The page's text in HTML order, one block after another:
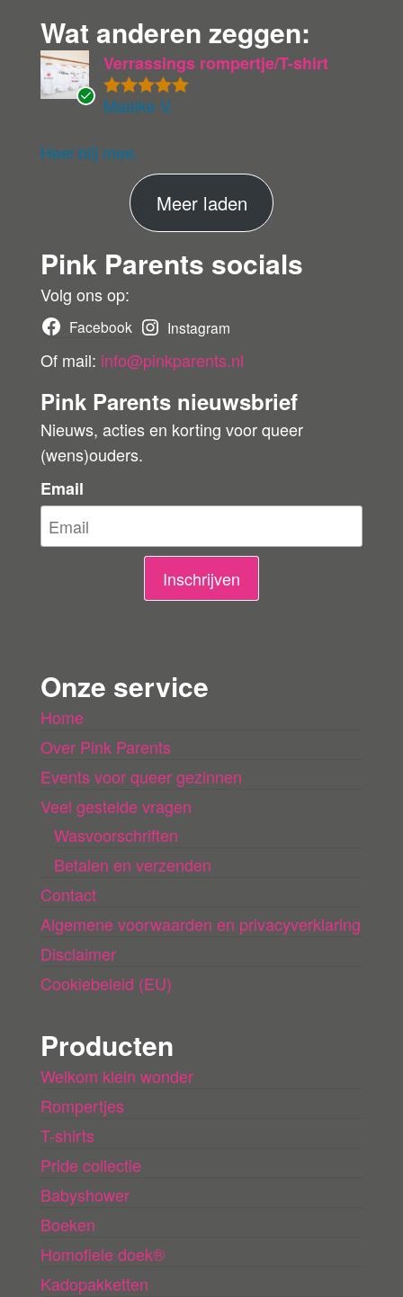
Wat anderen zeggen:
eri
r
Gewaardeer
Verrassings rompertje/T-shirt
Maaike V.
Heel blij mee.
Meer ladenM
e
e
o
r
i
g
Pink Parents socials
Volg ons op:
Facebook Instagram
Of mail: info@pinkparents.nl
Pink Parents nieuwsbrief
Nieuws, acties en korting voor queer
(wens)ouders.
Email
Inschrijven
Onze service
Home
Over Pink Parents
Events voor queer gezinnen
Veel gestelde vragen
Wasvoorschriften
Betalen en verzenden
Contact
Algemene voorwaarden en privacyverklaring
Disclaimer
Cookiebeleid (EU)
Producten
Welkom klein wonder
Rompertjes
T-shirts
Pride collectie
Babyshower
Boeken
Homofiele doek®
Kadopakketten